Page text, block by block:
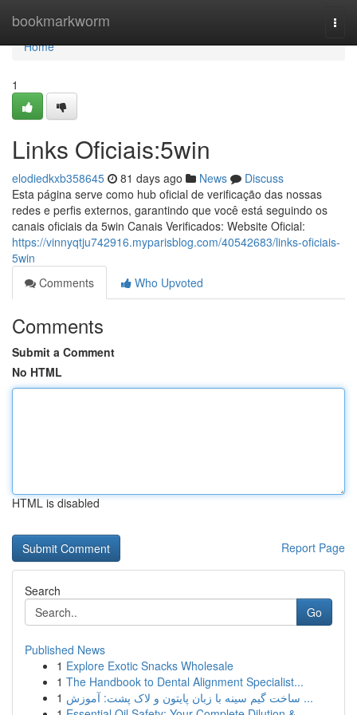
bookmarkworm
Home
Home
1
Links Oficiais:5win
elodiedkxb358645 81 days ago News
Discuss
Esta página serve como hub oficial de verificação das nossas
redes e perfis externos, garantindo que você está seguindo os
canais oficiais da 5win Canais Verificados: Website Oficial:
https://vinnyqtju742916.myparisblog.com/40542683/links-oficiais-
5win
Comments
Who Upvoted
Comments
Submit a Comment
No HTML
HTML is disabled
Report Page
Search
Go
Published News
1 Explore Exotic Snacks Wholesale
1 The Handbook to Dental Alignment Specialist...
1
ساخت گیم سینه با زبان پایتون و لاک پشت: آموزش ...